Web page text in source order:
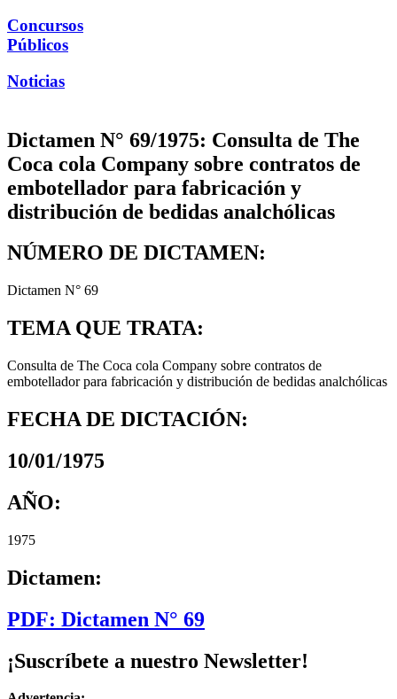
Concursos
Públicos
Noticias
Dictamen N° 69/1975: Consulta de The
Coca cola Company sobre contratos de
embotellador para fabricación y
distribución de bedidas analchólicas
NÚMERO DE DICTAMEN:
Dictamen N° 69
TEMA QUE TRATA:
Consulta de The Coca cola Company sobre contratos de
embotellador para fabricación y distribución de bedidas analchólicas
FECHA DE DICTACIÓN:
10/01/1975
AÑO:
1975
Dictamen:
PDF: Dictamen N° 69
¡Suscríbete a nuestro Newsletter!